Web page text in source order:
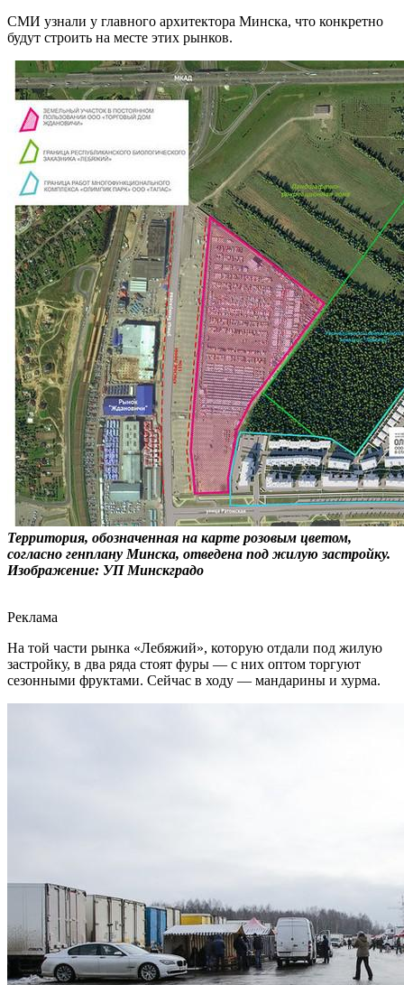
СМИ узнали у главного архитектора Минска, что конкретно
будут строить на месте этих рынков.
Территория, обозначенная на карте розовым цветом,
согласно генплану Минска, отведена под жилую застройку.
Изображение: УП Минскградо
Реклама
На той части рынка «Лебяжий», которую отдали под жилую
застройку, в два ряда стоят фуры — с них оптом торгуют
сезонными фруктами. Сейчас в ходу — мандарины и хурма.